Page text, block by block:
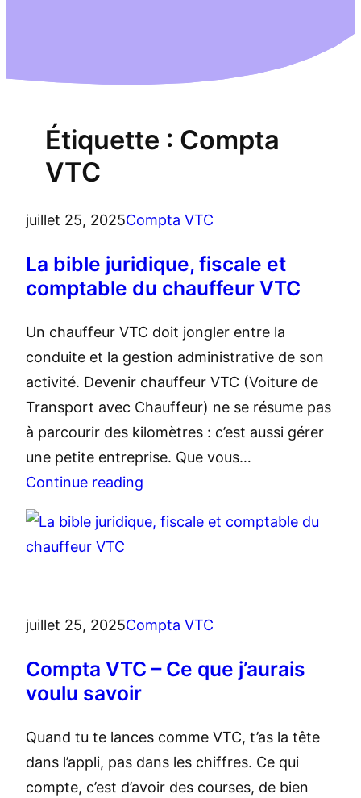
Étiquette : Compta
VTC
juillet 25, 2025Compta VTC
La bible juridique, fiscale et
comptable du chauffeur VTC
Un chauffeur VTC doit jongler entre la
conduite et la gestion administrative de son
activité. Devenir chauffeur VTC (Voiture de
Transport avec Chauffeur) ne se résume pas
à parcourir des kilomètres : c’est aussi gérer
une petite entreprise. Que vous…
Continue reading
juillet 25, 2025Compta VTC
Compta VTC – Ce que j’aurais
voulu savoir
Quand tu te lances comme VTC, t’as la tête
dans l’appli, pas dans les chiffres. Ce qui
compte, c’est d’avoir des courses, de bien